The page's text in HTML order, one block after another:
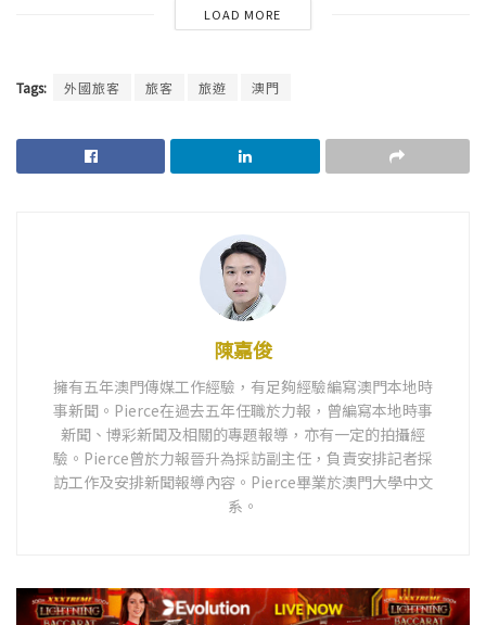
LOAD MORE
Tags: 外國旅客 旅客 旅遊 澳門
陳嘉俊
擁有五年澳門傳媒工作經驗，有足夠經驗編寫澳門本地時
事新聞。Pierce在過去五年任職於力報，曾編寫本地時事
新聞、博彩新聞及相關的專題報導，亦有一定的拍攝經
驗。Pierce曾於力報晉升為採訪副主任，負責安排記者採
訪工作及安排新聞報導內容。Pierce畢業於澳門大學中文
系。